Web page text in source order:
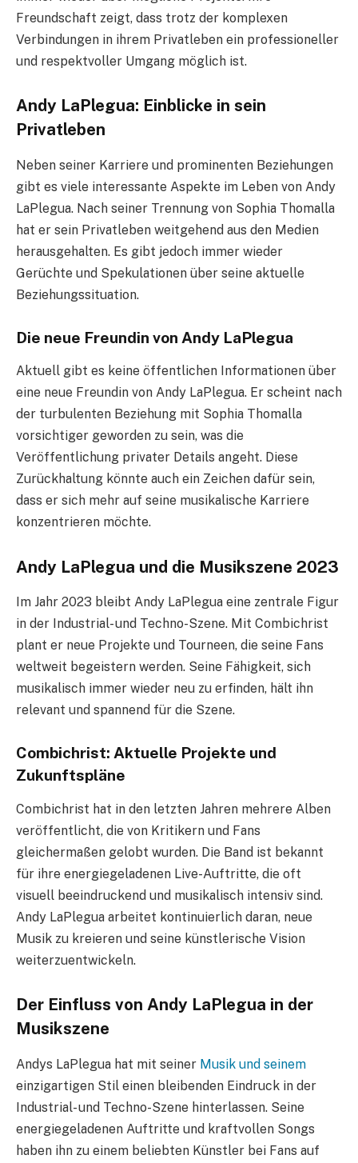
Freundschaft zeigt, dass trotz der komplexen
Verbindungen in ihrem Privatleben ein professioneller
und respektvoller Umgang möglich ist.
Andy LaPlegua: Einblicke in sein
Privatleben
Neben seiner Karriere und prominenten Beziehungen
gibt es viele interessante Aspekte im Leben von Andy
LaPlegua. Nach seiner Trennung von Sophia Thomalla
hat er sein Privatleben weitgehend aus den Medien
herausgehalten. Es gibt jedoch immer wieder
Gerüchte und Spekulationen über seine aktuelle
Beziehungssituation.
Die neue Freundin von Andy LaPlegua
Aktuell gibt es keine öffentlichen Informationen über
eine neue Freundin von Andy LaPlegua. Er scheint nach
der turbulenten Beziehung mit Sophia Thomalla
vorsichtiger geworden zu sein, was die
Veröffentlichung privater Details angeht. Diese
Zurückhaltung könnte auch ein Zeichen dafür sein,
dass er sich mehr auf seine musikalische Karriere
konzentrieren möchte.
Andy LaPlegua und die Musikszene 2023
Im Jahr 2023 bleibt Andy LaPlegua eine zentrale Figur
in der Industrial- und Techno-Szene. Mit Combichrist
plant er neue Projekte und Tourneen, die seine Fans
weltweit begeistern werden. Seine Fähigkeit, sich
musikalisch immer wieder neu zu erfinden, hält ihn
relevant und spannend für die Szene.
Combichrist: Aktuelle Projekte und
Zukunftspläne
Combichrist hat in den letzten Jahren mehrere Alben
veröffentlicht, die von Kritikern und Fans
gleichermaßen gelobt wurden. Die Band ist bekannt
für ihre energiegeladenen Live-Auftritte, die oft
visuell beeindruckend und musikalisch intensiv sind.
Andy LaPlegua arbeitet kontinuierlich daran, neue
Musik zu kreieren und seine künstlerische Vision
weiterzuentwickeln.
Der Einfluss von Andy LaPlegua in der
Musikszene
Andys LaPlegua hat mit seiner Musik und seinem
einzigartigen Stil einen bleibenden Eindruck in der
Industrial- und Techno-Szene hinterlassen. Seine
energiegeladenen Auftritte und kraftvollen Songs
haben ihn zu einem beliebten Künstler bei Fans auf